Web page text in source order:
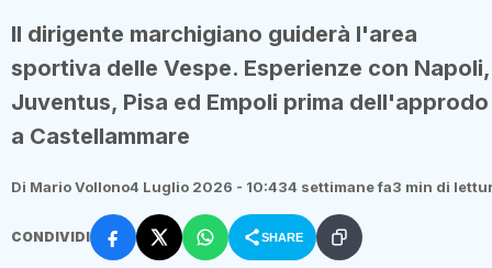
Il dirigente marchigiano guiderà l'area
sportiva delle Vespe. Esperienze con Napoli,
Juventus, Pisa ed Empoli prima dell'approdo
a Castellammare
Di Mario Vollono4 Luglio 2026 - 10:434 settimane fa3 min di
CONDIVIDI SHARE